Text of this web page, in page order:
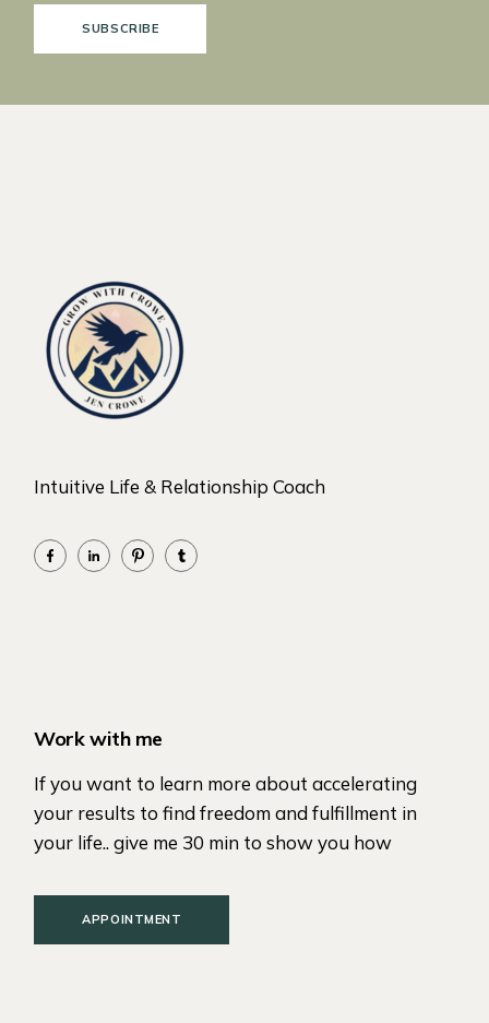
SUBSCRIBE
Intuitive Life & Relationship Coach
Work with me
If you want to learn more about accelerating
your results to find freedom and fulfillment in
your life.. give me 30 min to show you how
APPOINTMENT